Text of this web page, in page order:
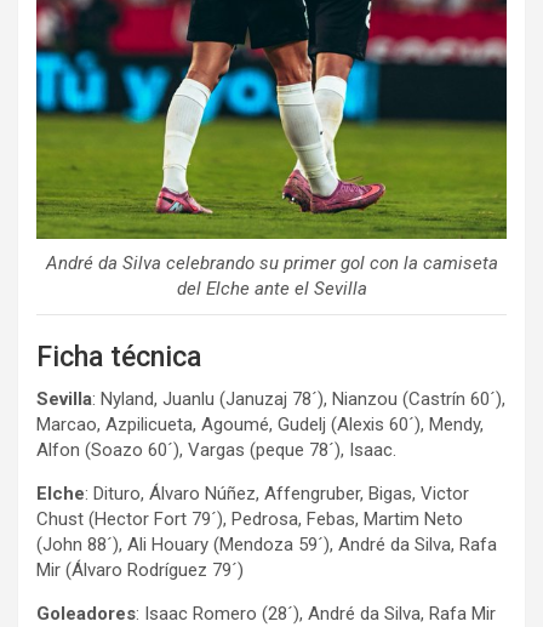
André da Silva celebrando su primer gol con la camiseta
del Elche ante el Sevilla
Ficha técnica
Sevilla: Nyland, Juanlu (Januzaj 78´), Nianzou (Castrín 60´),
Marcao, Azpilicueta, Agoumé, Gudelj (Alexis 60´), Mendy,
Alfon (Soazo 60´), Vargas (peque 78´), Isaac.
Elche: Dituro, Álvaro Núñez, Affengruber, Bigas, Victor
Chust (Hector Fort 79´), Pedrosa, Febas, Martim Neto
(John 88´), Ali Houary (Mendoza 59´), André da Silva, Rafa
Mir (Álvaro Rodríguez 79´)
Goleadores: Isaac Romero (28´), André da Silva, Rafa Mir